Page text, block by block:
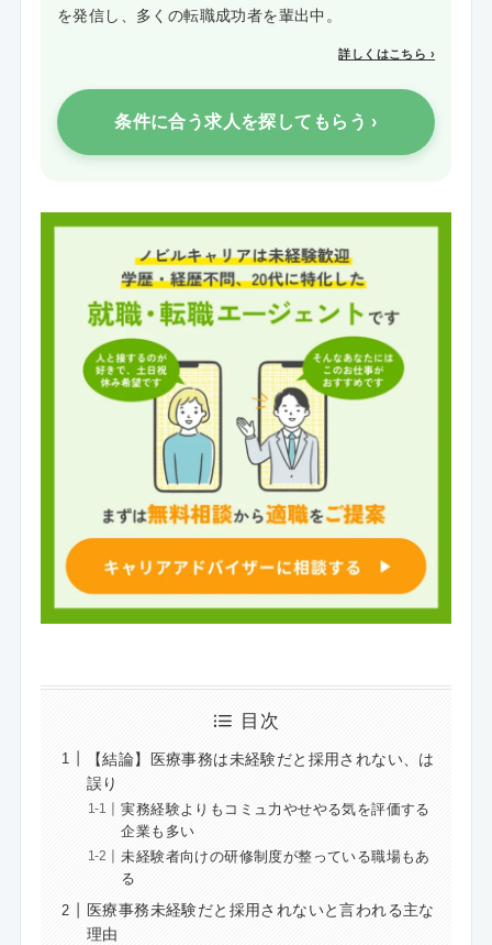
を発信し、多くの転職成功者を輩出中。
詳しくはこちら ›
条件に合う求人を探してもらう ›
目次
【結論】医療事務は未経験だと採用されない、は
誤り
実務経験よりもコミュ力やせやる気を評価する
企業も多い
未経験者向けの研修制度が整っている職場もあ
る
医療事務未経験だと採用されないと言われる主な
理由